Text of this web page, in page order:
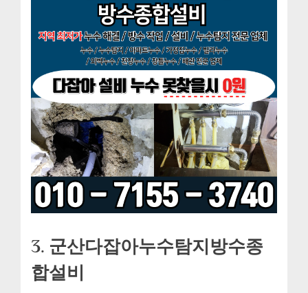
3. 군산다잡아누수탐지방수종
합설비